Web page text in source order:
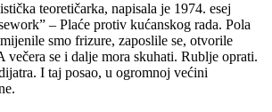
teoretičarka, napisala je 1974. esej
– Plaće protiv kućanskog rada. Pola
smo frizure, zaposlile se, otvorile
se i dalje mora skuhati. Rublje oprati.
I taj posao, u ogromnoj većini